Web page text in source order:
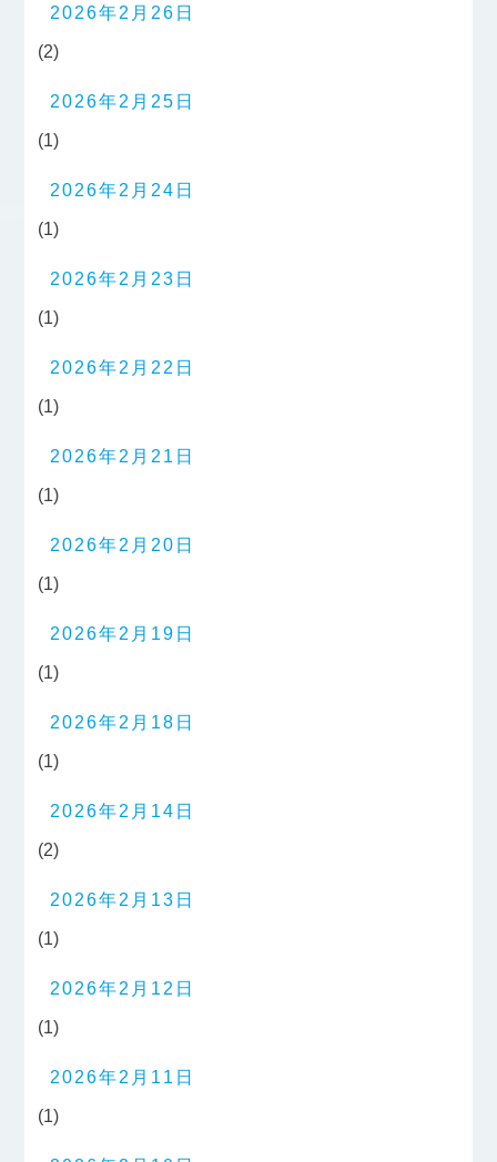
2026年2月26日
(2)
2026年2月25日
(1)
2026年2月24日
(1)
2026年2月23日
(1)
2026年2月22日
(1)
2026年2月21日
(1)
2026年2月20日
(1)
2026年2月19日
(1)
2026年2月18日
(1)
2026年2月14日
(2)
2026年2月13日
(1)
2026年2月12日
(1)
2026年2月11日
(1)